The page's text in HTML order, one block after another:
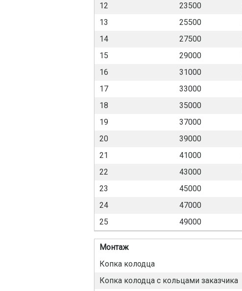
12
23500
13
25500
14
27500
15
29000
16
31000
17
33000
18
35000
19
37000
20
39000
21
41000
22
43000
23
45000
24
47000
25
49000
Монтаж
Копка колодца
Копка колодца с кольцами заказчика